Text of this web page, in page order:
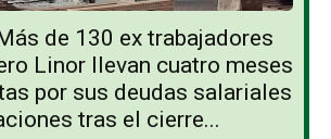
de 130 ex trabajadores
Linor llevan cuatro meses
por sus deudas salariales
tras el cierre...